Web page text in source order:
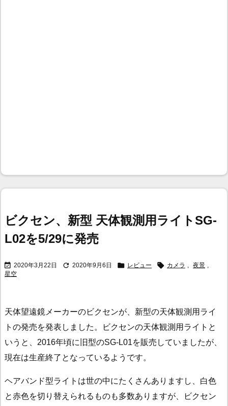
ビクセン、新型 天体観測用ライトSG-
L02を5/29に発売
 2020年3月22日  2020年9月6日  レビュー  カメラ 夜景
星空
天体望遠鏡メーカーのビクセンが、新型の天体観測用ライ
トの発売を発表しました。ビクセンの天体観測用ライトと
いうと、2016年頃に旧型のSG-L01を販売していましたが、
現在は生産終了となっているようです。
ヘアバンド型ライトは世の中にたくさんありますし、白色
と赤色を切り替えられるものも多数ありますが、ビクセン